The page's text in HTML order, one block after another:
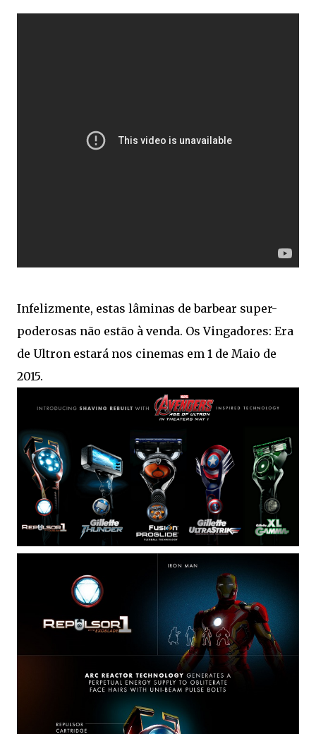
Infelizmente, estas lâminas de barbear super-
poderosas não estão à venda. Os Vingadores: Era
de Ultron estará nos cinemas em 1 de Maio de
2015.